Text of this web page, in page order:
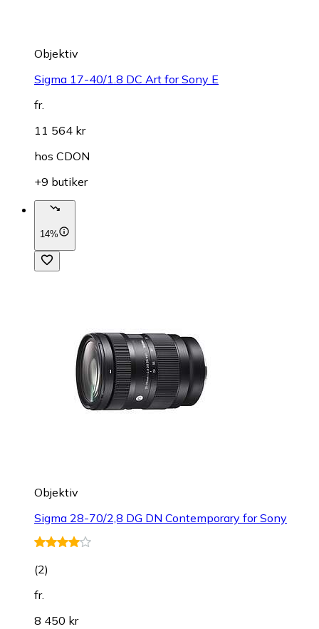
Objektiv
Sigma 17-40/1.8 DC Art for Sony E
fr.
11 564 kr
hos CDON
+9 butiker
14%
Objektiv
Sigma 28-70/2,8 DG DN Contemporary for Sony
(2)
fr.
8 450 kr